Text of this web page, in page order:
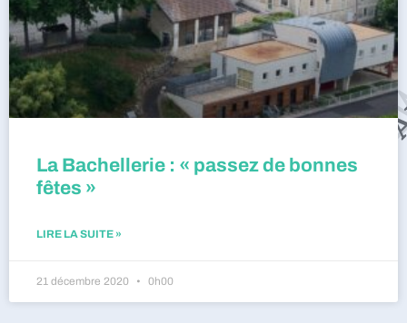
La Bachellerie : « passez de bonnes
fêtes »
LIRE LA SUITE »
21 décembre 2020 0h00